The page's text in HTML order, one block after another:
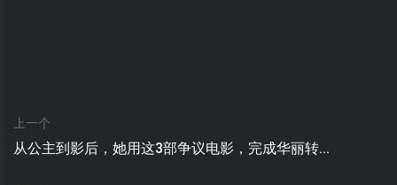
上一个
从公主到影后，她用这3部争议电影，完成华丽转...